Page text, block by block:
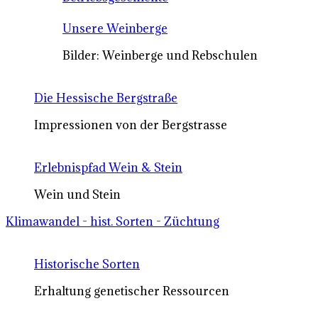
Unsere Weinberge
Bilder: Weinberge und Rebschulen
Die Hessische Bergstraße
Impressionen von der Bergstrasse
Erlebnispfad Wein & Stein
Wein und Stein
Klimawandel - hist. Sorten - Züchtung
Historische Sorten
Erhaltung genetischer Ressourcen